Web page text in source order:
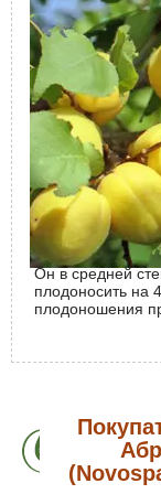
граммов. Они
демонстрируют
сочная и нежная,
Размер
мякоти хорошая.
Для успешного
выбирать
ветра. Почва
известью в
поможет дереву
Абрикос
имеет хорошую
Он в средней
плодоносить на
плодоношения